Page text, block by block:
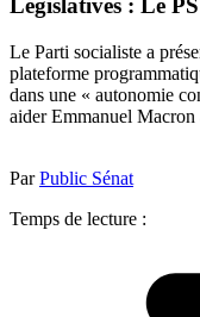
Législatives : Le
Le Parti socialiste a
plateforme
dans une « autonomie
aider Emmanuel Macron
ParPublic Sénat
Temps de lecture :